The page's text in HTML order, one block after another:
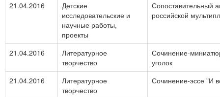
21.04.2016
Детские
исследовательские и
научные работы,
проекты
Сопоставительный
российской
21.04.2016
Литературное
творчество
Сочинение-
уголок
21.04.2016
Литературное
творчество
Сочинение-эссе "И